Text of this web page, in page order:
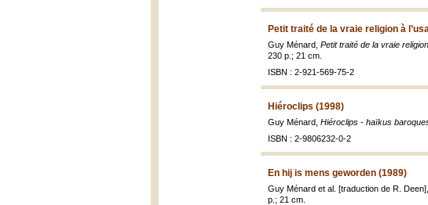
Petit traité de la vraie religion à
Guy Ménard, Petit traité de la vraie
230 p.; 21 cm.
ISBN : 2-921-569-75-2
Hiéroclips (1998)
Guy Ménard, Hiéroclips - haïkus
ISBN : 2-9806232-0-2
En hij is mens geworden (1989)
Guy Ménard et al. [traduction de R. Deen],
p.; 21 cm.